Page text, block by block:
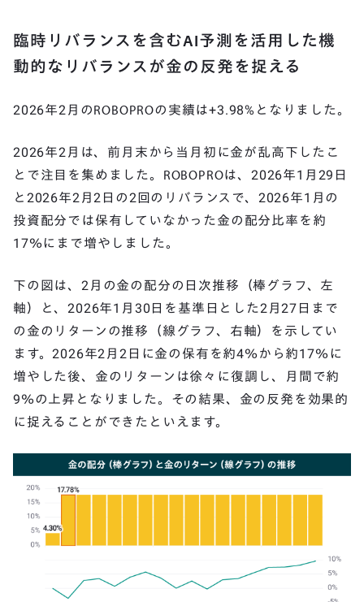
臨時リバランスを含むAI予測を活用した機
動的なリバランスが金の反発を捉える
2026年2月のROBOPROの実績は+3.98%となりました。
2026年2月は、前月末から当月初に金が乱高下したこ
とで注目を集めました。ROBOPROは、2026年1月29日
と2026年2月2日の2回のリバランスで、2026年1月の
投資配分では保有していなかった金の配分比率を約
17％にまで増やしました。
下の図は、2月の金の配分の日次推移（棒グラフ、左
軸）と、2026年1月30日を基準日とした2月27日まで
の金のリターンの推移（線グラフ、右軸）を示してい
ます。2026年2月2日に金の保有を約4％から約17％に
増やした後、金のリターンは徐々に復調し、月間で約
9％の上昇となりました。その結果、金の反発を効果的
に捉えることができたといえます。